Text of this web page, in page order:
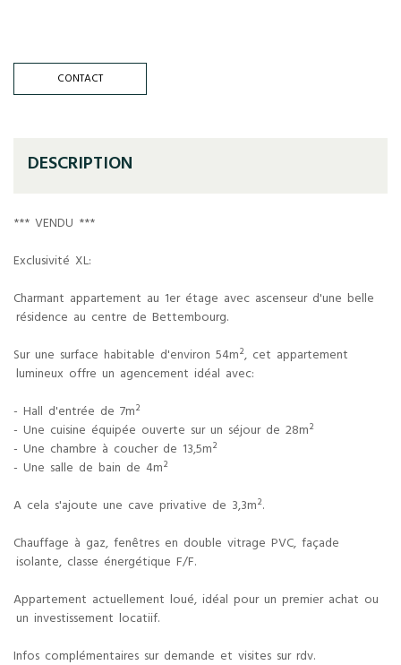
CONTACT
DESCRIPTION
*** VENDU ***
Exclusivité XL:
Charmant appartement au 1er étage avec ascenseur d'une belle
résidence au centre de Bettembourg.
Sur une surface habitable d'environ 54m², cet appartement
lumineux offre un agencement idéal avec:
- Hall d'entrée de 7m²
- Une cuisine équipée ouverte sur un séjour de 28m²
- Une chambre à coucher de 13,5m²
- Une salle de bain de 4m²
A cela s'ajoute une cave privative de 3,3m².
Chauffage à gaz, fenêtres en double vitrage PVC, façade
isolante, classe énergétique F/F.
Appartement actuellement loué, idéal pour un premier achat ou
un investissement locatiif.
Infos complémentaires sur demande et visites sur rdv.